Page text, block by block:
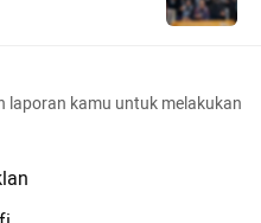
laporan kamu untuk melakukan